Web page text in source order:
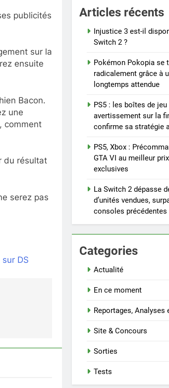
publicités
sur la
ensuite
Bacon.
une
comment
du résultat
serez pas
DS
Articles récents
Injustice 3 est-il
Switch 2 ?
Pokémon Pokopia se
radicalement grâce à
longtemps attendue
PS5 : les boîtes de
avertissement sur la
confirme sa stratégie
PS5, Xbox :
GTA VI au meilleur
exclusives
La Switch 2 dépasse
d’unités vendues,
consoles précédentes
Categories
Actualité
En ce moment
Reportages, Analyses
Site & Concours
Sorties
Tests